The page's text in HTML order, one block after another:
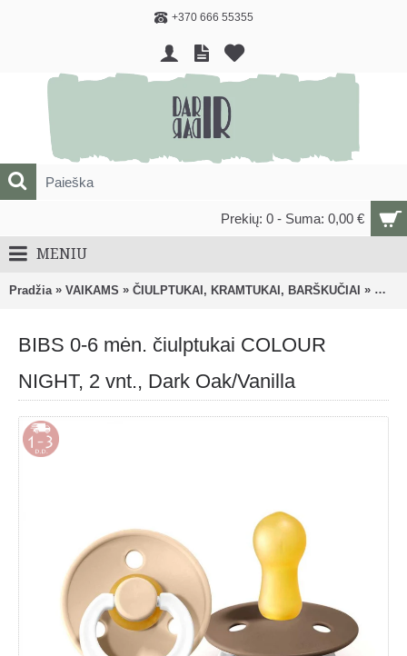
+370 666 55355
Prekių: 0 - Suma: 0,00 €
MENIU
Pradžia » VAIKAMS » ČIULPTUKAI, KRAMTUKAI, BARŠKUČIAI »
BIBS 0-6 mėn. čiulptukai COLOUR
NIGHT, 2 vnt., Dark Oak/Vanilla